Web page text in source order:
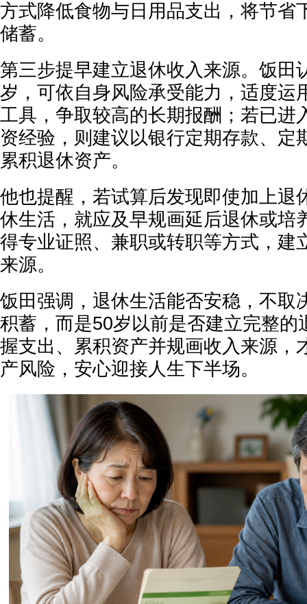
方式降低食物与日用品支出，将节省
储蓄。
第三步提早建立退休收入来源。饭田
岁，可依自身风险承受能力，适度运
工具，争取较高的长期报酬；若已进
资经验，则建议以银行定期存款、定
累积退休资产。
他也提醒，若试算后发现即使加上退
休生活，就应及早规画延后退休或培
得专业证照、兼职或转职等方式，建
来源。
饭田强调，退休生活能否安稳，不取
积蓄，而是50岁以前是否建立完整的
握支出、累积资产并规画收入来源，
产风险，安心迎接人生下半场。